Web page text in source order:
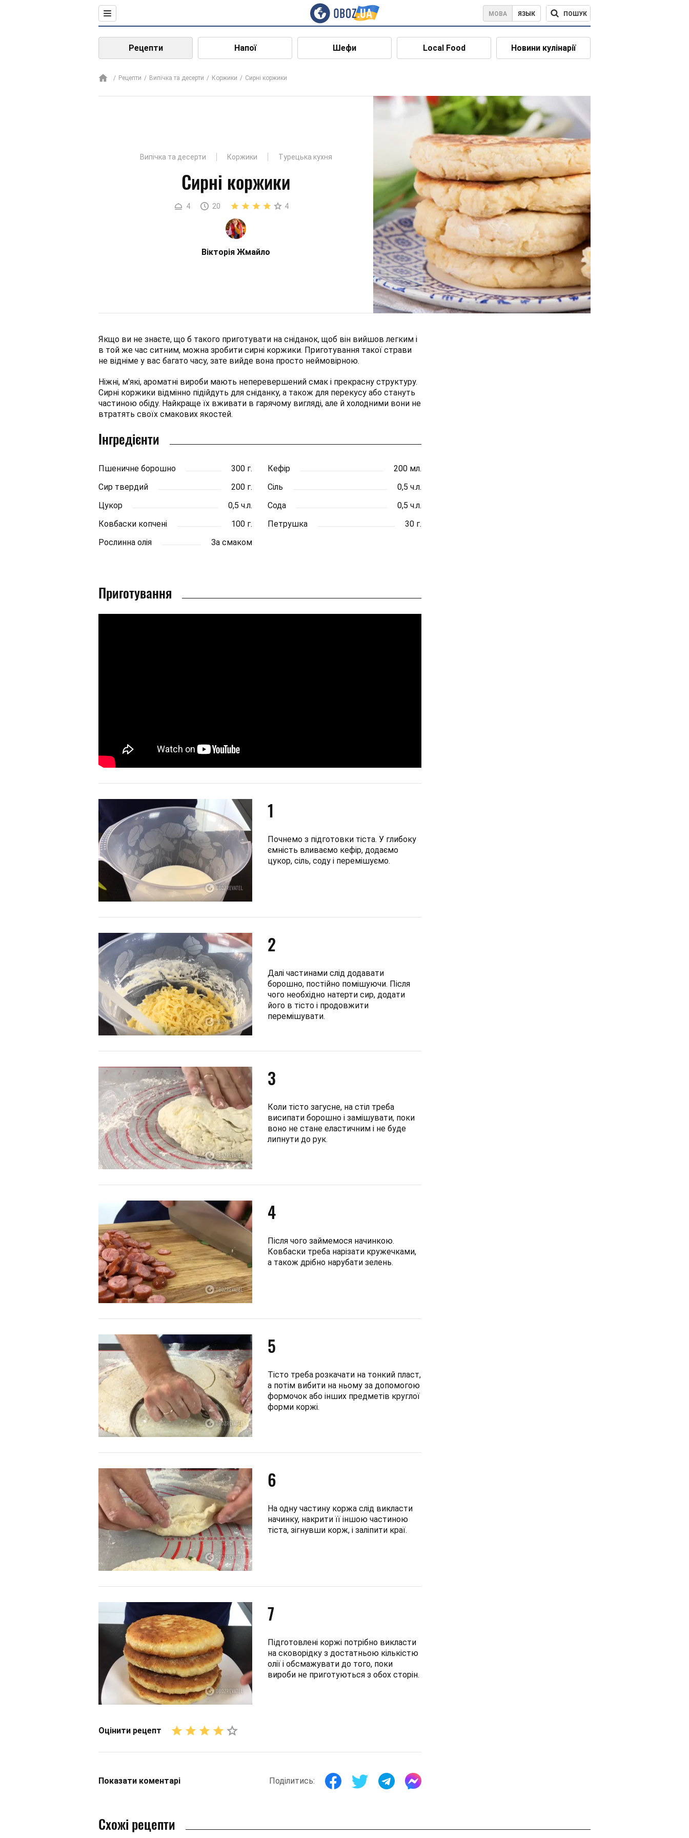
МОВА ЯЗЫК ПОШУК
Рецепти Напої Шефи Local Food Новини кулінарії
Рецепти Випічка та десерти Коржики Сирні коржики
Випічка та десерти Коржики Турецька кухня
Сирні коржики
4 20 4
Вікторія Жмайло
Якщо ви не знаєте, що б такого приготувати на сніданок, щоб він вийшов легким і
в той же час ситним, можна зробити сирні коржики. Приготування такої страви
не відніме у вас багато часу, зате вийде вона просто неймовірною.
Ніжні, м'які, ароматні вироби мають неперевершений смак і прекрасну структуру.
Сирні коржики відмінно підійдуть для сніданку, а також для перекусу або стануть
частиною обіду. Найкраще їх вживати в гарячому вигляді, але й холодними вони не
втратять своїх смакових якостей.
Інгредієнти
Пшеничне борошно 300 г. Кефір
200 мл.
Сир твердий
200 г. Сіль
0,5 ч.л.
Цукор
0,5 ч.л. Сода
0,5 ч.л.
Ковбаски копчені
100 г. Петрушка
30 г.
Рослинна олія
За смаком
Приготування
1
Почнемо з підготовки тіста. У глибоку
ємність вливаємо кефір, додаємо
цукор, сіль, соду і перемішуємо.
2
Далі частинами слід додавати
борошно, постійно помішуючи. Після
чого необхідно натерти сир, додати
його в тісто і продовжити
перемішувати.
3
Коли тісто загусне, на стіл треба
висипати борошно і замішувати, поки
воно не стане еластичним і не буде
липнути до рук.
4
Після чого займемося начинкою.
Ковбаски треба нарізати кружечками,
а також дрібно нарубати зелень.
5
Тісто треба розкачати на тонкий пласт,
а потім вибити на ньому за допомогою
формочок або інших предметів круглої
форми коржі.
6
На одну частину коржа слід викласти
начинку, накрити її іншою частиною
тіста, зігнувши корж, і заліпити краї.
7
Підготовлені коржі потрібно викласти
на сковорідку з достатньою кількістю
олії і обсмажувати до того, поки
вироби не приготуються з обох сторін.
Оцінити рецепт
Показати коментарі Поділитись:
Схожі рецепти